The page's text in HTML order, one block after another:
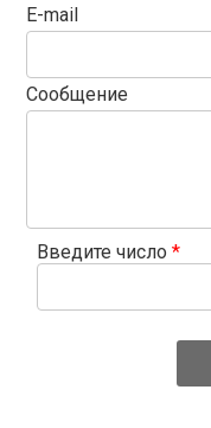
E-mail
Сообщение